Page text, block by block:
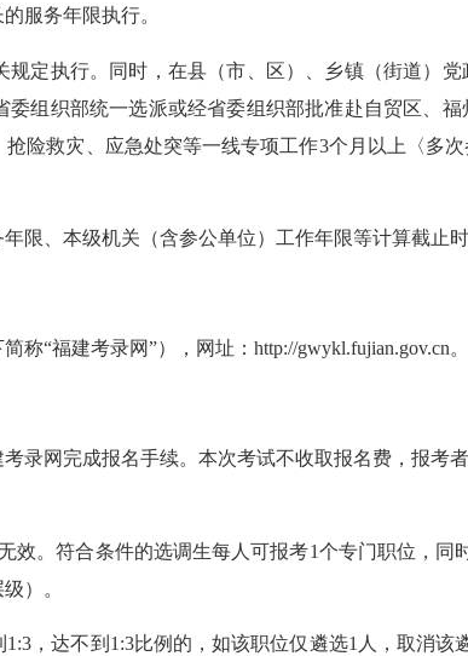
服务年限执行。
执行。同时，在县（市、区）、乡镇（街道）党
组织部统一选派或经省委组织部批准赴自贸区、
险救灾、应急处突等一线专项工作3个月以上〈多
、本级机关（含参公单位）工作年限等计算截止
“福建考录网”），网址：http://gwykl.fujian.gov.cn
录网完成报名手续。本次考试不收取报名费，报考
。符合条件的选调生每人可报考1个专门职位，同
）。
达不到1:3比例的，如该职位仅遴选1人，取消该